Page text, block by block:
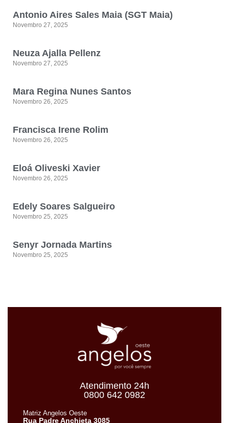
Antonio Aires Sales Maia (SGT Maia)
Novembro 27, 2025
Neuza Ajalla Pellenz
Novembro 27, 2025
Mara Regina Nunes Santos
Novembro 26, 2025
Francisca Irene Rolim
Novembro 26, 2025
Eloá Oliveski Xavier
Novembro 26, 2025
Edely Soares Salgueiro
Novembro 25, 2025
Senyr Jornada Martins
Novembro 25, 2025
Atendimento 24h
0800 642 0982
Matriz Angelos Oeste
Rua Padre Anchieta 3085